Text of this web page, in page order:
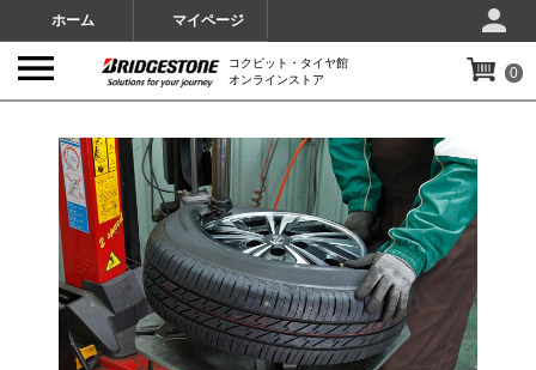
ホーム マイページ
コクピット・タイヤ館
オンラインストア
0